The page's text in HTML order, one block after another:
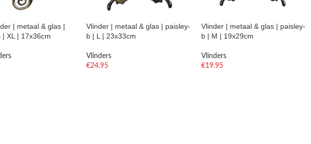
| metaal & glas |
| XL | 17x36cm
Vlinder | metaal & glas | paisley-
b | L | 23x33cm
Vlinders
€24.95
Vlinder | metaal & glas | paisley-
b | M | 19x29cm
Vlinders
€19.95